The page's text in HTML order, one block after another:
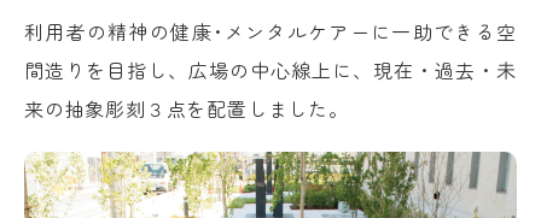
利用者の精神の健康･メンタルケアーに一助できる空
間造りを目指し、広場の中心線上に、現在・過去・未
来の抽象彫刻３点を配置しました。